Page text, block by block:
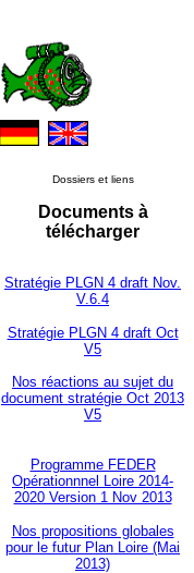
Dossiers et liens
Documents à
télécharger
Stratégie PLGN 4 draft Nov.
V.6.4
Stratégie PLGN 4 draft Oct
V5
Nos réactions au sujet du
document stratégie Oct 2013
V5
Programme FEDER
Opérationnnel Loire 2014-
2020 Version 1 Nov 2013
Nos propositions globales
pour le futur Plan Loire (Mai
2013)